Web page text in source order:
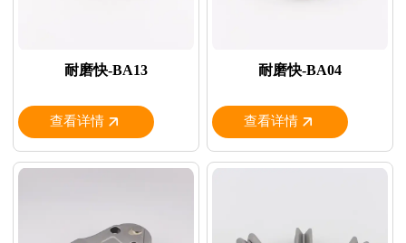
耐磨快-BA13
查看详情
耐磨快-BA04
查看详情